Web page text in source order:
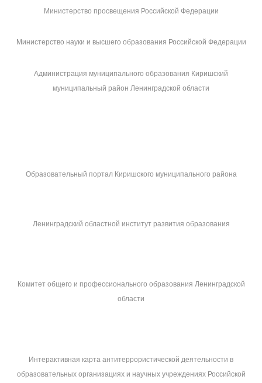
Министерство просвещения Российской Федерации
Министерство науки и высшего образования Российской Федерации
Администрация муниципального образования Киришский
муниципальный район Ленинградской области
Образовательный портал Киришского муниципального района
Ленинградский областной институт развития образования
Комитет общего и профессионального образования Ленинградской
области
Интерактивная карта антитеррористической деятельности в
образовательных организациях и научных учреждениях Российской